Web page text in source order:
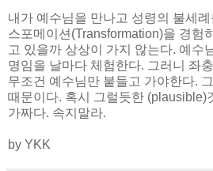
내가 예수님을 만나고 성령의 불세
스포메이션(Transformation)을 경험
고 있을까 상상이 가지 않는다. 예수
명임을 날마다 체험한다. 그러니 좌
무조건 예수님만 붙들고 가야한다.
때문이다. 혹시 그럴듯한 (plausible)
가짜다. 속지말라.
by YKK